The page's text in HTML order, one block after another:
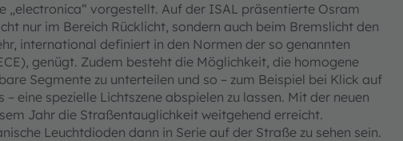
„electronica“ vorgestellt. Auf der ISAL präsentierte Osram
nur im Bereich Rücklicht, sondern auch beim Bremslicht den
international definiert in den Normen der so genannten
genügt. Zudem besteht die Möglichkeit, die homogene
Segmente zu unterteilen und so – zum Beispiel bei Klick auf
eine spezielle Lichtszene abspielen zu lassen. Mit der neuen
Jahr die Straßentauglichkeit weitgehend erreicht.
Leuchtdioden dann in Serie auf der Straße zu sehen sein.